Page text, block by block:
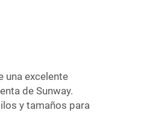
una excelente
de Sunway.
y tamaños para